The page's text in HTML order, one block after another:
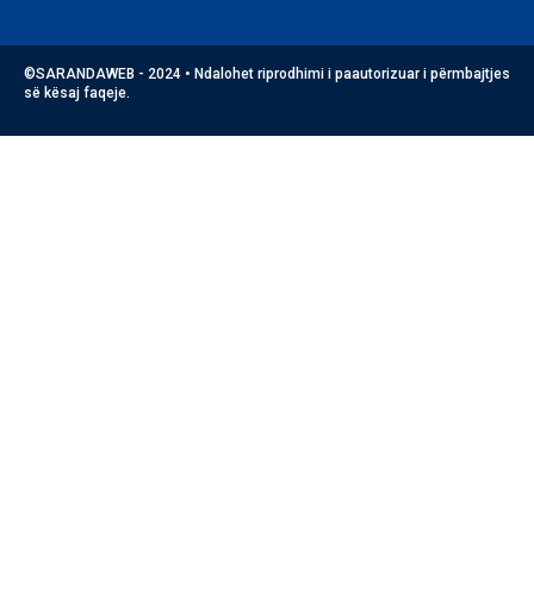
©SARANDAWEB - 2024 • Ndalohet riprodhimi i paautorizuar i përmbajtjes
së kësaj faqeje.